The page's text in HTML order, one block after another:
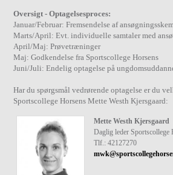
Oversigt - Optagelsesproces:
Januar/Februar: Fremsendelse af
Marts/April: Evt. individuelle samtaler med
April/Maj: Prøvetræninger
Maj: Godkendelse fra Sportscollege Horsens
Juni/Juli: Endelig optagelse på
Har du spørgsmål vedrørende optagelse er du
Sportscollege Horsens Mette Westh Kjersgaard:
Mette Westh Kjersgaard
Daglig leder Sportscollege
Tlf.: 42127270